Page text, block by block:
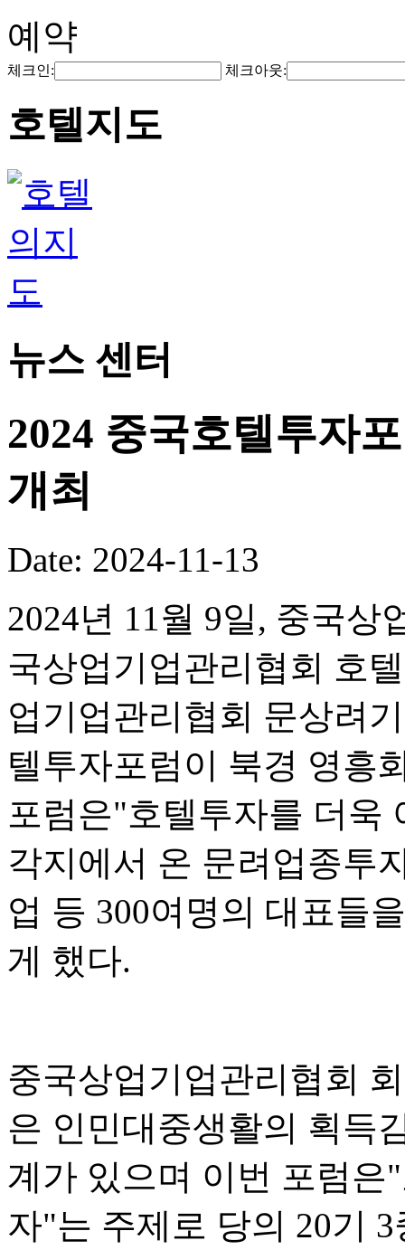
예약
체크인: 체크아웃:
호텔지도
뉴스 센터
2024 중국호텔투자
개최
Date: 2024-11-13
2024년 11월 9일, 중국
국상업기업관리협회 호
업기업관리협회 문상려
텔투자포럼이 북경 영흥
포럼은"호텔투자를 더욱
각지에서 온 문려업종투
업 등 300여명의 대표들
게 했다.
중국상업기업관리협회
은 인민대중생활의 획득
계가 있으며 이번 포럼은
자"는 주제로 당의 20기